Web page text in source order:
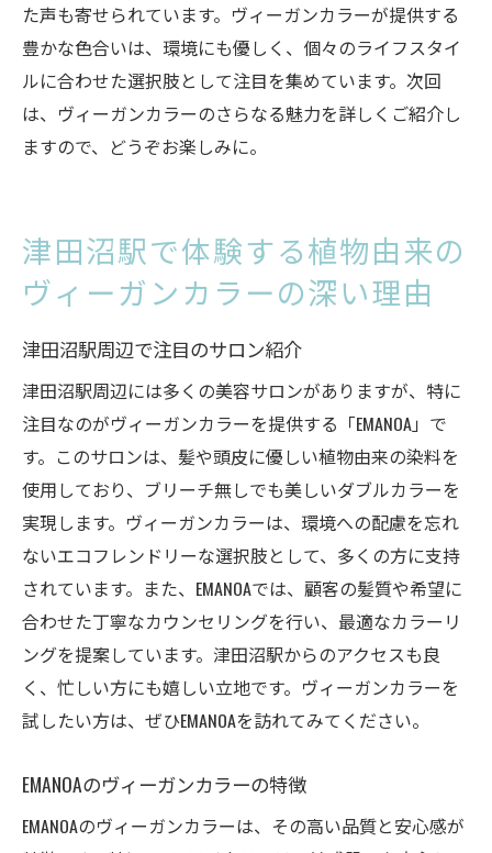
た声も寄せられています。ヴィーガンカラーが提供する
豊かな色合いは、環境にも優しく、個々のライフスタイ
ルに合わせた選択肢として注目を集めています。次回
は、ヴィーガンカラーのさらなる魅力を詳しくご紹介し
ますので、どうぞお楽しみに。
津田沼駅で体験する植物由来の
ヴィーガンカラーの深い理由
津田沼駅周辺で注目のサロン紹介
津田沼駅周辺には多くの美容サロンがありますが、特に
注目なのがヴィーガンカラーを提供する「EMANOA」で
す。このサロンは、髪や頭皮に優しい植物由来の染料を
使用しており、ブリーチ無しでも美しいダブルカラーを
実現します。ヴィーガンカラーは、環境への配慮を忘れ
ないエコフレンドリーな選択肢として、多くの方に支持
されています。また、EMANOAでは、顧客の髪質や希望に
合わせた丁寧なカウンセリングを行い、最適なカラーリ
ングを提案しています。津田沼駅からのアクセスも良
く、忙しい方にも嬉しい立地です。ヴィーガンカラーを
試したい方は、ぜひEMANOAを訪れてみてください。
EMANOAのヴィーガンカラーの特徴
EMANOAのヴィーガンカラーは、その高い品質と安心感が